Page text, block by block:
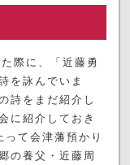
際に、「近藤勇
を詠んでいま
詩をまだ紹介し
に紹介しておき
て会津藩預かり
の養父・近藤周